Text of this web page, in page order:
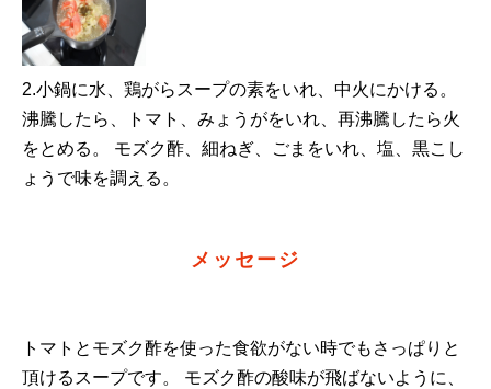
2.小鍋に水、鶏がらスープの素をいれ、中火にかける。
沸騰したら、トマト、みょうがをいれ、再沸騰したら火
をとめる。 モズク酢、細ねぎ、ごまをいれ、塩、黒こし
ょうで味を調える。
メッセージ
トマトとモズク酢を使った食欲がない時でもさっぱりと
頂けるスープです。 モズク酢の酸味が飛ばないように、